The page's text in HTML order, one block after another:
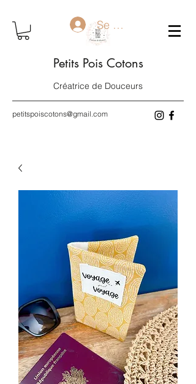
Petits Pois Cotons
Créatrice de Douceurs
petitspoiscotons@gmail.com
Se connecter